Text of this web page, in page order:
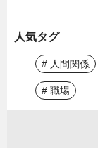
人気タグ
# 人間関係
# 職場